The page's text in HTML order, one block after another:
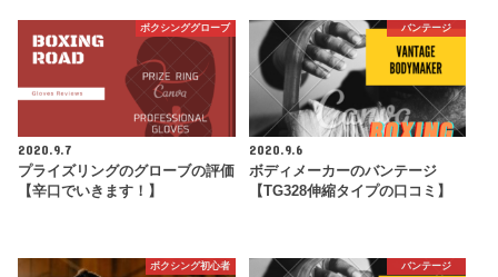
ボクシンググローブ
2020.9.7
プライズリングのグローブの評価
【辛口でいきます！】
バンテージ
2020.9.6
ボディメーカーのバンテージ
【TG328伸縮タイプの口コミ】
ボクシング初心者 バンテージ